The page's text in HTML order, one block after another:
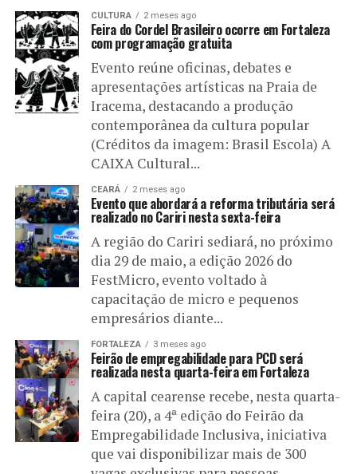
CULTURA 2 meses ago
Feira do Cordel Brasileiro ocorre em Fortaleza
com programação gratuita
Evento reúne oficinas, debates e
apresentações artísticas na Praia de
Iracema, destacando a produção
contemporânea da cultura popular
(Créditos da imagem: Brasil Escola) A
CAIXA Cultural...
CEARÁ 2 meses ago
Evento que abordará a reforma tributária será
realizado no Cariri nesta sexta-feira
A região do Cariri sediará, no próximo
dia 29 de maio, a edição 2026 do
FestMicro, evento voltado à
capacitação de micro e pequenos
empresários diante...
FORTALEZA 3 meses ago
Feirão de empregabilidade para PCD será
realizada nesta quarta-feira em Fortaleza
A capital cearense recebe, nesta quarta-
feira (20), a 4ª edição do Feirão da
Empregabilidade Inclusiva, iniciativa
que vai disponibilizar mais de 300